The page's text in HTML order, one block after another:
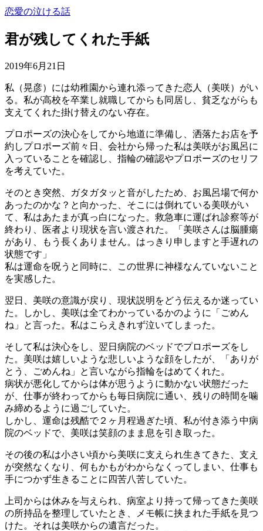
恋愛の泣ける話
君が残してくれた手紙
2019年6月21日
私（晃彦）には幼稚園から連れ添ってきた恋人（美咲）がい
る。私が高校を卒業し就職してからも同居し、貧乏ながらも
支えてくれた掛け替えのない存在。
プロポーズの決心をしてから地道に準備し、洒落たお店を予
約しプロポーズ前々日、会社から帰った私は美咲がお風呂に
入っていることを確認し、指輪の確認やプロポーズのセリフ
を考えていた。
そのとき突然、ガタガタッと音がしたため、お風呂場で何か
あったのかな？と向かった、そこには倒れている美咲がい
て、私はあたまが真っ白になった。救急車に運ばれ診察等が
終わり、医者より現状を言い渡された。「美咲さんは脳腫瘍
があり、もう長くありません。はっきり申しますと手遅れの
状態です」
私は運命を呪うと同時に、この世界に神様なんていないこと
を実感した。
翌日、美咲の意識が戻り、現状説明をどう伝えるか迷ってい
た。しかし、美咲は全てわかっているかのように「ごめん
ね」と言った。私はこらえきれず泣いてしまった。
そして私は決心をし、翌日病院のベッドでプロポーズをし
た。美咲は嬉しいような悲しいような顔をしたが、「ありが
とう、ごめんね」と言いながら指輪をはめてくれた。
病状が悪化してからは体が思うように動かない状態だった
が、仕事が終わってからも毎日病院に通い、残りの時間を噛
み締めるように過ごしていた。
しかし、運命は残酷で２ヶ月程過ぎた頃、私が付き添う中病
院のベッドで、美咲は笑顔のまま息を引き取った。
その後の私は小さい頃から美咲に支えられ生きてきた、支え
が突然なくなり、何もかもがわからなくってしまい、仕事も
手につかず生きることに四苦八苦していた。
上司からは休みを与えられ、病室より持って帰ってきた美咲
の所持品を整理していたとき、メモ帳に挟まれた手紙を見つ
けた。それは美咲からの遺言だった。